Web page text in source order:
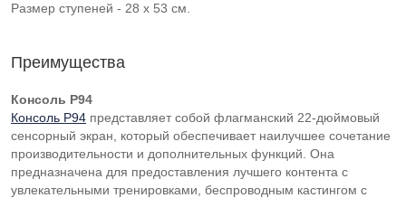
Размер ступеней - 28 х 53 см.
Преимущества
Консоль P94
Консоль P94 представляет собой флагманский 22-дюймовый
сенсорный экран, который обеспечивает наилучшее сочетание
производительности и дополнительных функций. Она
предназначена для предоставления лучшего контента с
увлекательными тренировками, беспроводным кастингом с